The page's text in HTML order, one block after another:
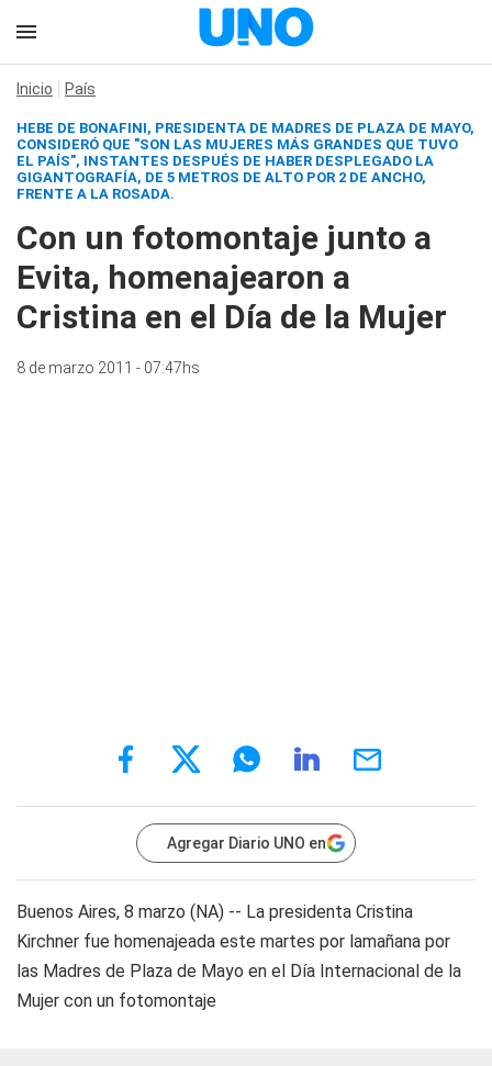
Inicio País
HEBE DE BONAFINI, PRESIDENTA DE MADRES DE PLAZA DE MAYO,
CONSIDERÓ QUE "SON LAS MUJERES MÁS GRANDES QUE TUVO
EL PAÍS", INSTANTES DESPUÉS DE HABER DESPLEGADO LA
GIGANTOGRAFÍA, DE 5 METROS DE ALTO POR 2 DE ANCHO,
FRENTE A LA ROSADA.
Con un fotomontaje junto a
Evita, homenajearon a
Cristina en el Día de la Mujer
8 de marzo 2011 - 07:47hs
Agregar Diario UNO en
Buenos Aires, 8 marzo (NA) -- La presidenta Cristina
Kirchner fue homenajeada este martes por lamañana por
las Madres de Plaza de Mayo en el Día Internacional de la
Mujer con un fotomontaje